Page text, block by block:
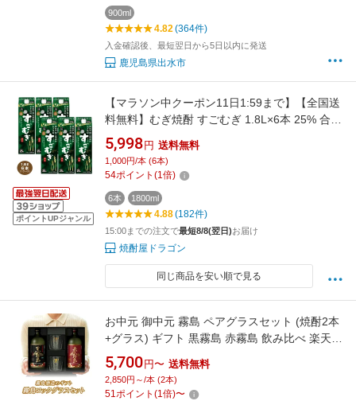
900ml
4.82(364件)
入金確認後、最短翌日から5日以内に発送
鹿児島県出水市
ポイントUPジャンル
【マラソン中クーポン11日1:59まで】【全国送
料無料】むぎ焼酎 すごむぎ 1.8L×6本 25% 合同
酒精 甲乙混和焼酎 1800ml 1ケース
5,998 円 送料無料
1,000円/本 (6本)
54ポイント (1倍)
6本 1800ml
4.88(182件)
15:00までの注文で最短8/8(翌日)お届け
焼酎屋ドラゴン
同じ商品を安い順で見る
お中元 御中元 霧島 ペアグラスセット (焼酎2本
+グラス) ギフト 黒霧島 赤霧島 飲み比べ 楽天限
定 霧島酒造 芋焼酎 25度 750ml ギフト箱入り
送料無料 ラッピング お酒 誕生日 お祝い プレゼ
ント 父の日 御祝 御礼
5,700 円〜 送料無料
2,850円～/本 (2本)
51ポイント (1倍)〜